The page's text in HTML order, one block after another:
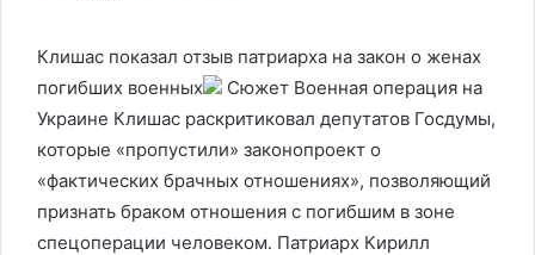
Клишас показал отзыв патриарха на закон о женах
погибших военных
Сюжет Военная операция на
Украине Клишас раскритиковал депутатов Госдумы,
которые «пропустили» законопроект о
«фактических брачных отношениях», позволяющий
признать браком отношения с погибшим в зоне
спецоперации человеком. Патриарх Кирилл